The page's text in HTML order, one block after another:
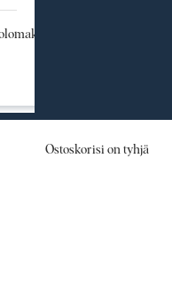
Ostoskorisi on tyhjä
Huulet & Poskipunat